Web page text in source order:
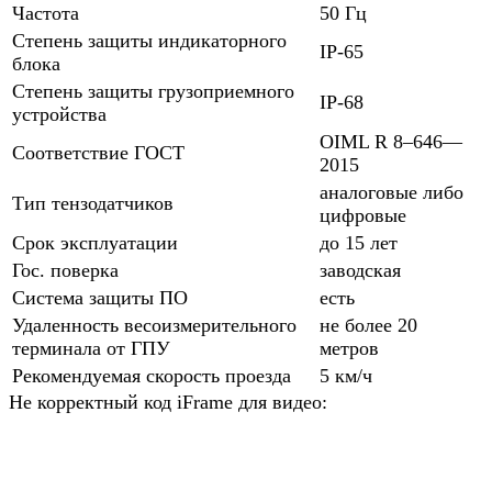
Частота
50 Гц
Степень защиты индикаторного
блока
IP-65
Степень защиты грузоприемного
устройства
IP-68
Соответствие ГОСТ
OIML R 8–646—
2015
Тип тензодатчиков
аналоговые либо
цифровые
Срок эксплуатации
до 15 лет
Гос. поверка
заводская
Система защиты ПО
есть
Удаленность весоизмерительного
терминала от ГПУ
не более 20
метров
Рекомендуемая скорость проезда
5 км/ч
Не корректный код iFrame для видео: